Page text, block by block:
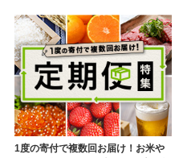
1度の寄付で複数回お届け！お米や